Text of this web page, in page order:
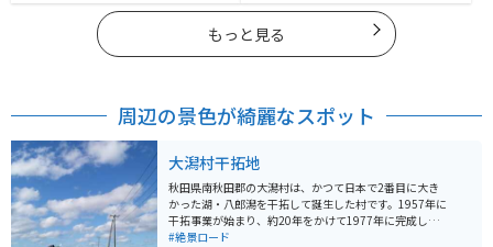
もっと見る
周辺の景色が綺麗なスポット
大潟村干拓地
秋田県南秋田郡の大潟村は、かつて日本で2番目に大き
かった湖・八郎潟を干拓して誕生した村です。1957年に
干拓事業が始まり、約20年をかけて1977年に完成しま
した。総延長51キロの堤防に囲まれた土地は、今も広大
#絶景ロード